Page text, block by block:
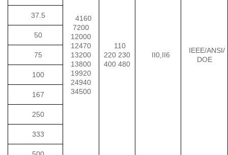
4160
7200
12000
12470
13200
13800
19920
24940
34500
110
220 230
400 480
II0,II6
IEEE/ANSI/
DOE
37.5
50
75
100
167
250
333